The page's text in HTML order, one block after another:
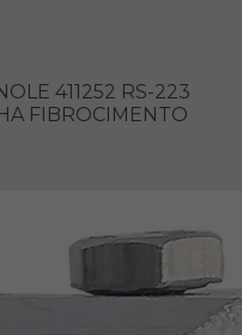
411252 RS-223
FIBROCIMENTO